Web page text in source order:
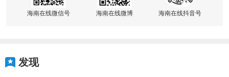
海南在线微信号 海南在线微博 海南在线抖音号
发现